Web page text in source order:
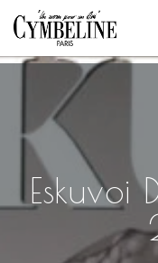
Eskuvoi